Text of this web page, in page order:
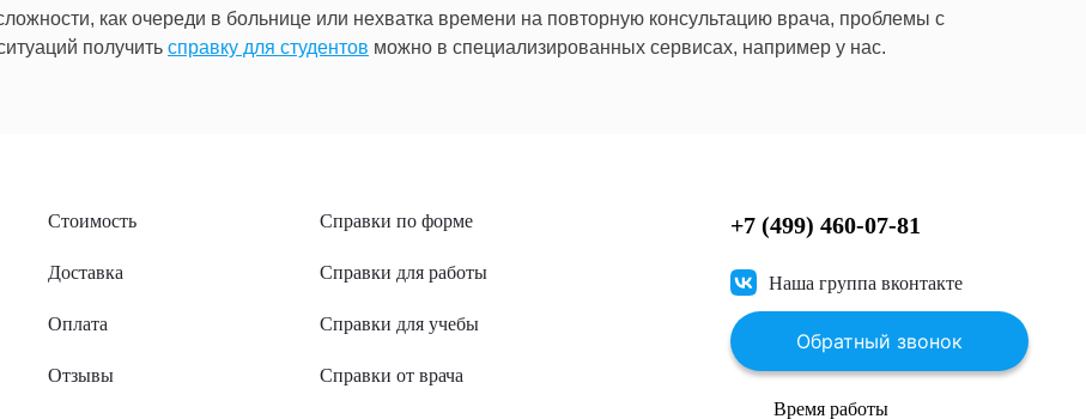
как очереди в больнице или нехватка времени на повторную консультацию врача, проблемы с
получить справку для студентов можно в специализированных сервисах, например у нас.
Стоимость
Доставка
Оплата
Отзывы
Справки по форме
Справки для работы
Справки для учебы
Справки от врача
+7 (499) 460-07-81
Наша группа вконтакте
Обратный звонок
Время работы